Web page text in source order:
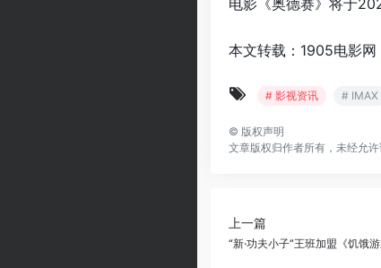
本文转载：1905电影
# 影视资讯 # IMAX
© 版权声明
文章版权归作者所有，未经允许
上一篇
“新·功夫小子”王班加盟《饥饿